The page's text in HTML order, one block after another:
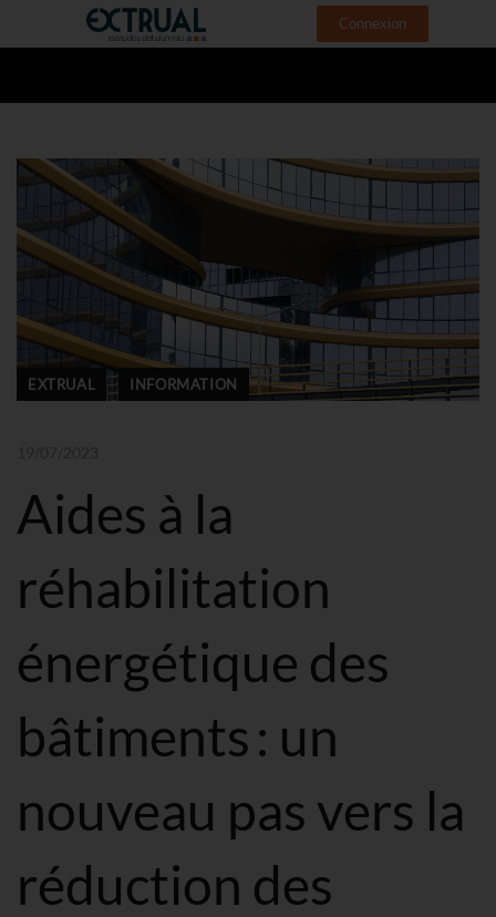
Connexion
EXTRUAL INFORMATION
Aides à la
réhabilitation
énergétique des
bâtiments : un
nouveau pas vers la
réduction des